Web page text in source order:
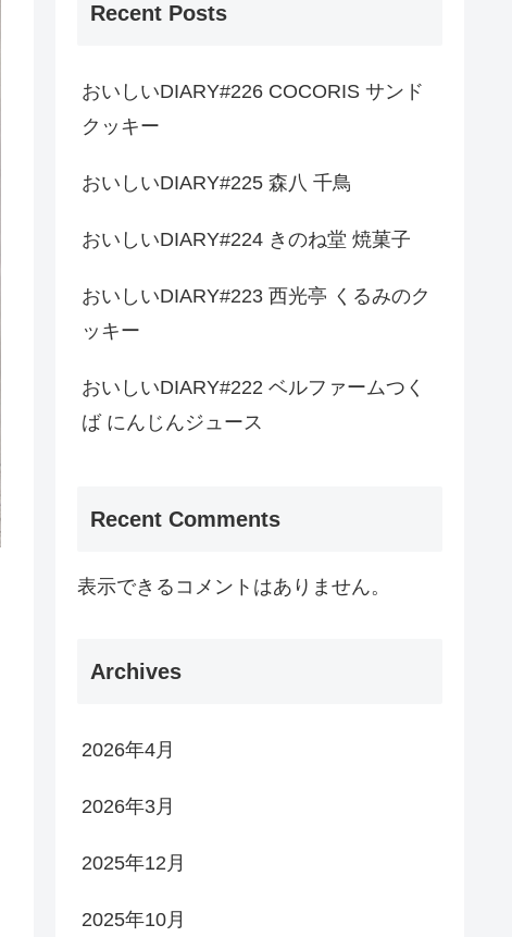
Recent Posts
おいしいDIARY#226 COCORIS サンド
クッキー
おいしいDIARY#225 森八 千鳥
おいしいDIARY#224 きのね堂 焼菓子
おいしいDIARY#223 西光亭 くるみのク
ッキー
おいしいDIARY#222 ベルファームつく
ば にんじんジュース
Recent Comments
表示できるコメントはありません。
Archives
2026年4月
2026年3月
2025年12月
2025年10月